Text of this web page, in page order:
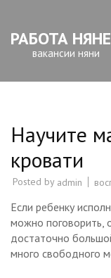
РАБОТА
вакансии няни
Научите
кровати
Posted by admin
Если ребенку
можно поговорить,
достаточно
много свободного